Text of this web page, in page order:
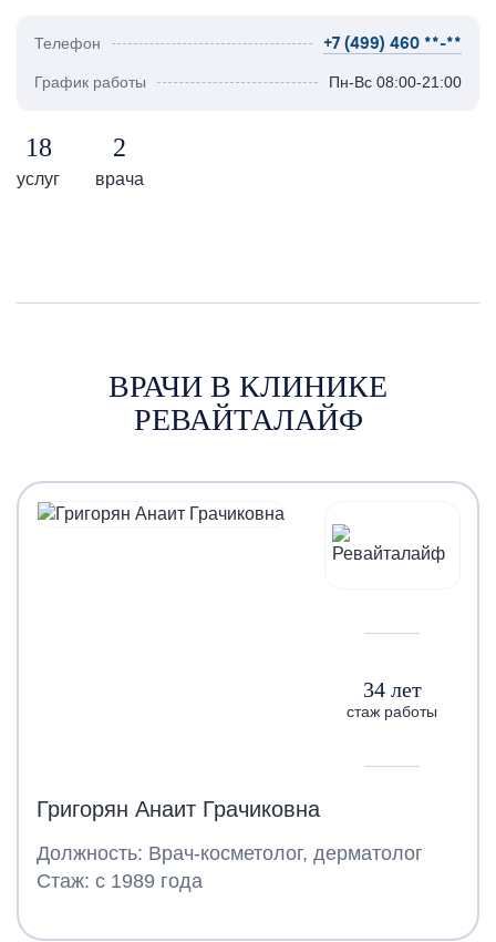
Телефон +7 (499) 460 **-**
График работы Пн-Вс 08:00-21:00
18
услуг
2
врача
ВРАЧИ В КЛИНИКЕ
РЕВАЙТАЛАЙФ
34 лет
стаж работы
Григорян Анаит Грачиковна
Должность: Врач-косметолог, дерматолог
Стаж: с 1989 года